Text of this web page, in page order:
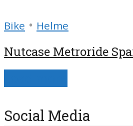
Bike • Helme
Nutcase Metroride
Social Media